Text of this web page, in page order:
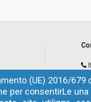
(UE) 2016/
per consentirLe